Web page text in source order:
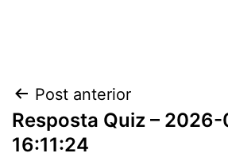
Navegação
de
Post anterior
Resposta Quiz –
16:11:24